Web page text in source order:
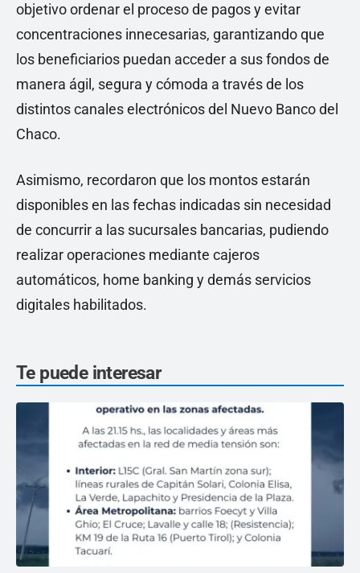
objetivo ordenar el proceso de pagos y evitar
concentraciones innecesarias, garantizando que
los beneficiarios puedan acceder a sus fondos de
manera ágil, segura y cómoda a través de los
distintos canales electrónicos del Nuevo Banco del
Chaco.
Asimismo, recordaron que los montos estarán
disponibles en las fechas indicadas sin necesidad
de concurrir a las sucursales bancarias, pudiendo
realizar operaciones mediante cajeros
automáticos, home banking y demás servicios
digitales habilitados.
Te puede interesar